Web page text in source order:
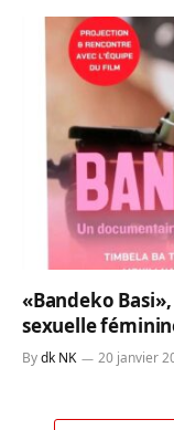
«Bandeko
sexuelle
Bydk NK 20 janvier